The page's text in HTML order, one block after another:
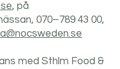
, på
070–789 43 00,
med Sthlm Food &